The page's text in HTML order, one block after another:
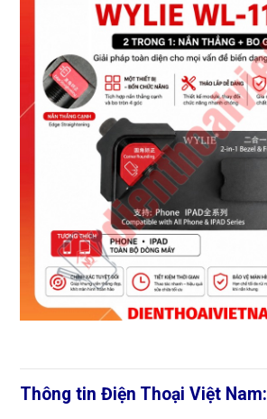
Thông tin Điện Thoại Việt Nam: